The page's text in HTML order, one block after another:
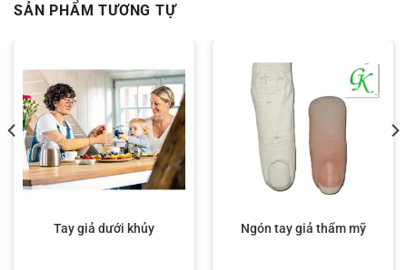
SẢN PHẨM TƯƠNG TỰ
Tay giả dưới khủy Ngón tay giả thẩm mỹ